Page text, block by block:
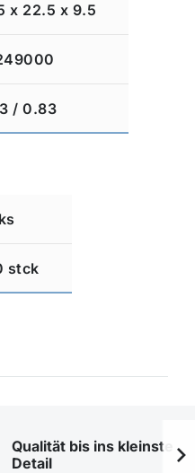
x 22.5 x 9.5
/ 0.83
stck
Qualität bis ins kleinste
Detail